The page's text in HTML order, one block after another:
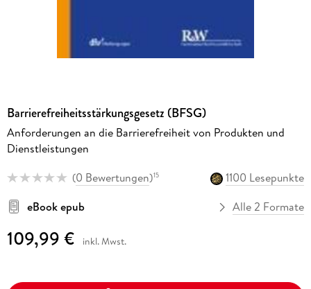
Barrierefreiheitsstärkungsgesetz (BFSG)
Anforderungen an die Barrierefreiheit von Produkten und
Dienstleistungen
(0 Bewertungen)15
1100 Lesepunkte
eBook epub
Alle 2 Formate
109,99 € inkl. Mwst.